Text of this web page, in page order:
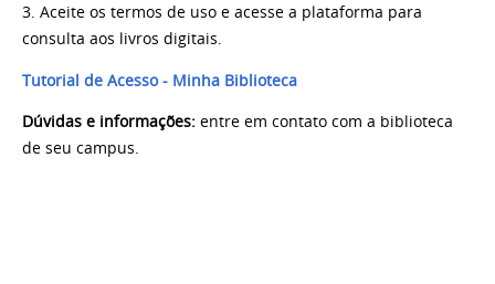
3. Aceite os termos de uso e acesse a plataforma para
consulta aos livros digitais.
Tutorial de Acesso - Minha Biblioteca
Dúvidas e informações: entre em contato com a biblioteca
de seu campus.